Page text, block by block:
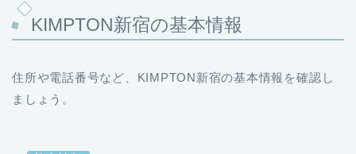
KIMPTON新宿の基本情報
住所や電話番号など、KIMPTON新宿の基本情報を確認し
ましょう。